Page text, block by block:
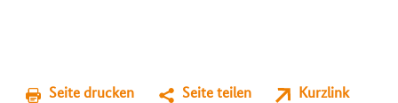
Seite drucken Seite teilen Kurzlink